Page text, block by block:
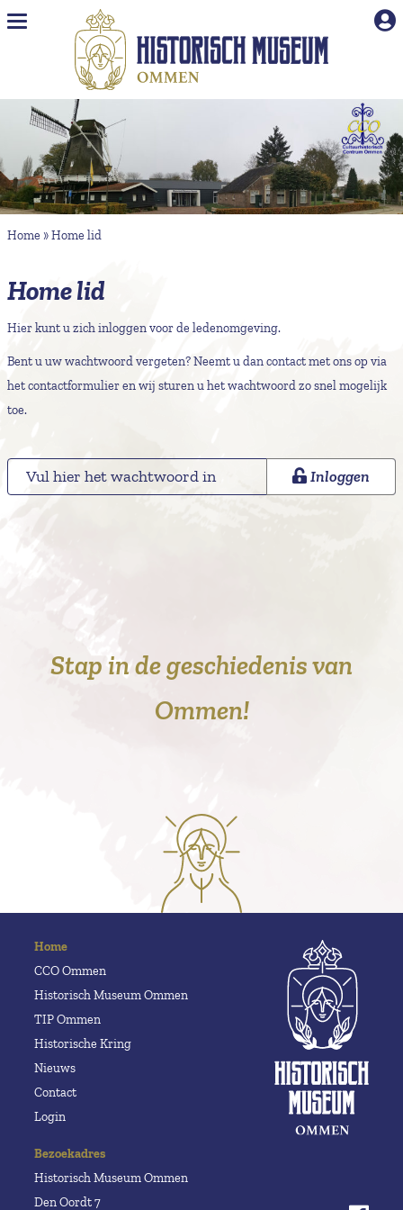
Naar hoofdinhoud
Home »Home lid
Home lid
Hier kunt u zich inloggen voor de ledenomgeving.
Bent u uw wachtwoord vergeten? Neemt u dan contact met ons op via
hetcontactformulieren wij sturen u het wachtwoord zo snel mogelijk
toe.
Inloggen
Stap in de geschiedenis van
Ommen!
Bezoekadres
Historisch Museum Ommen
Den Oordt 7
Home
CCO Ommen
Historisch Museum Ommen
TIP Ommen
Historische Kring
Nieuws
Contact
Login